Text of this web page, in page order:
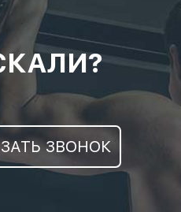
ЗВОНОК